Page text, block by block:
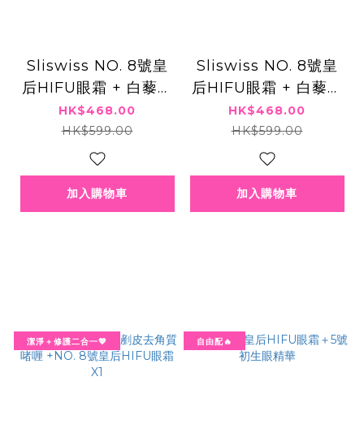
Sliswiss NO. 8號皇
后HIFU眼霜 + 白藜蘆
醇矽針GEL
HK$468.00
HK$599.00
加入購物車
Sliswiss NO. 8號皇
后HIFU眼霜 + 白藜蘆
醇新版爆水Gel
HK$468.00
HK$599.00
加入購物車
潔淨＋修護二合一💖 自由配🔥